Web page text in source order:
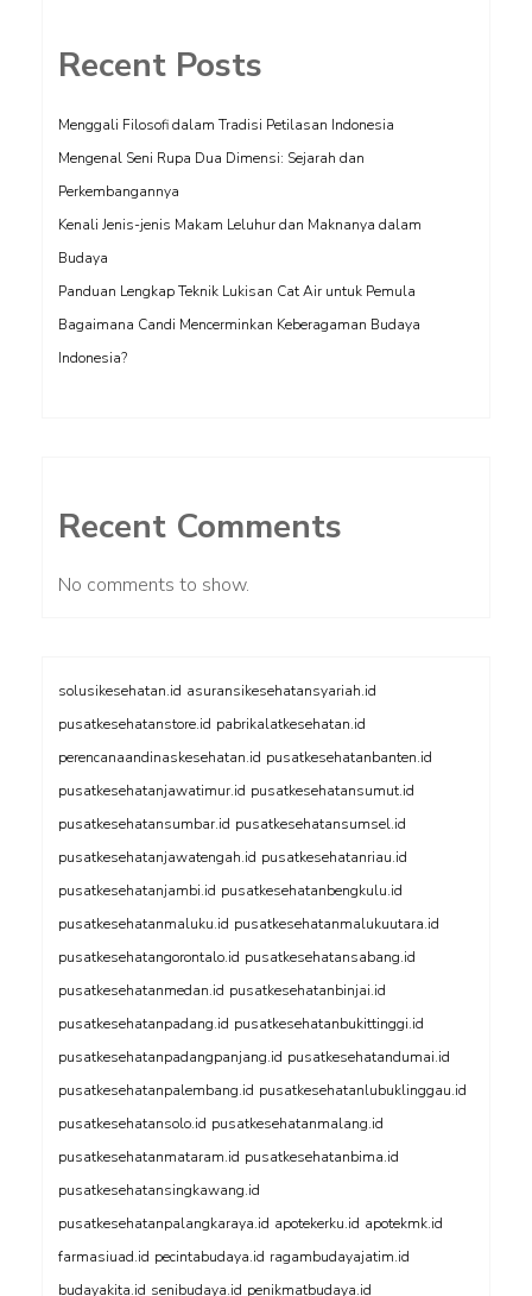
Recent Posts
Menggali Filosofi dalam Tradisi Petilasan Indonesia
Mengenal Seni Rupa Dua Dimensi: Sejarah dan
Perkembangannya
Kenali Jenis-jenis Makam Leluhur dan Maknanya dalam
Budaya
Panduan Lengkap Teknik Lukisan Cat Air untuk Pemula
Bagaimana Candi Mencerminkan Keberagaman Budaya
Indonesia?
Recent Comments
No comments to show.
solusikesehatan.id asuransikesehatansyariah.id
pusatkesehatanstore.id pabrikalatkesehatan.id
perencanaandinaskesehatan.id pusatkesehatanbanten.id
pusatkesehatanjawatimur.id pusatkesehatansumut.id
pusatkesehatansumbar.id pusatkesehatansumsel.id
pusatkesehatanjawatengah.id pusatkesehatanriau.id
pusatkesehatanjambi.id pusatkesehatanbengkulu.id
pusatkesehatanmaluku.id pusatkesehatanmalukuutara.id
pusatkesehatangorontalo.id pusatkesehatansabang.id
pusatkesehatanmedan.id pusatkesehatanbinjai.id
pusatkesehatanpadang.id pusatkesehatanbukittinggi.id
pusatkesehatanpadangpanjang.id pusatkesehatandumai.id
pusatkesehatanpalembang.id pusatkesehatanlubuklinggau.id
pusatkesehatansolo.id pusatkesehatanmalang.id
pusatkesehatanmataram.id pusatkesehatanbima.id
pusatkesehatansingkawang.id
pusatkesehatanpalangkaraya.id apotekerku.id apotekmk.id
farmasiuad.id pecintabudaya.id ragambudayajatim.id
budayakita.id senibudaya.id penikmatbudaya.id